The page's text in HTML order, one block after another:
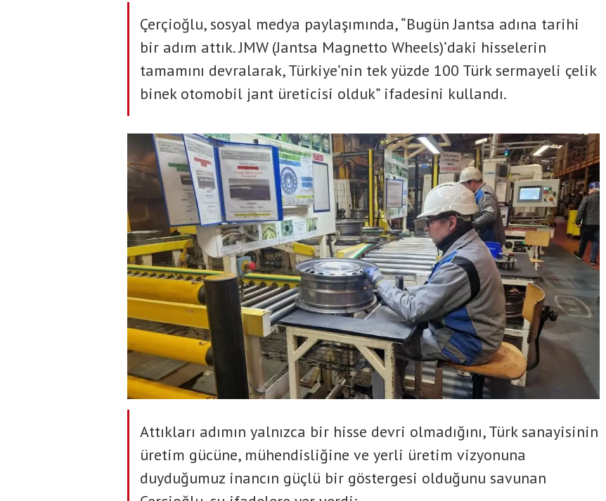
Çerçioğlu, sosyal medya paylaşımında, “Bugün Jantsa adına tarihi
bir adım attık. JMW (Jantsa Magnetto Wheels)’daki hisselerin
tamamını devralarak, Türkiye’nin tek yüzde 100 Türk sermayeli çelik
binek otomobil jant üreticisi olduk” ifadesini kullandı.
Attıkları adımın yalnızca bir hisse devri olmadığını, Türk sanayisinin
üretim gücüne, mühendisliğine ve yerli üretim vizyonuna
duyduğumuz inancın güçlü bir göstergesi olduğunu savunan